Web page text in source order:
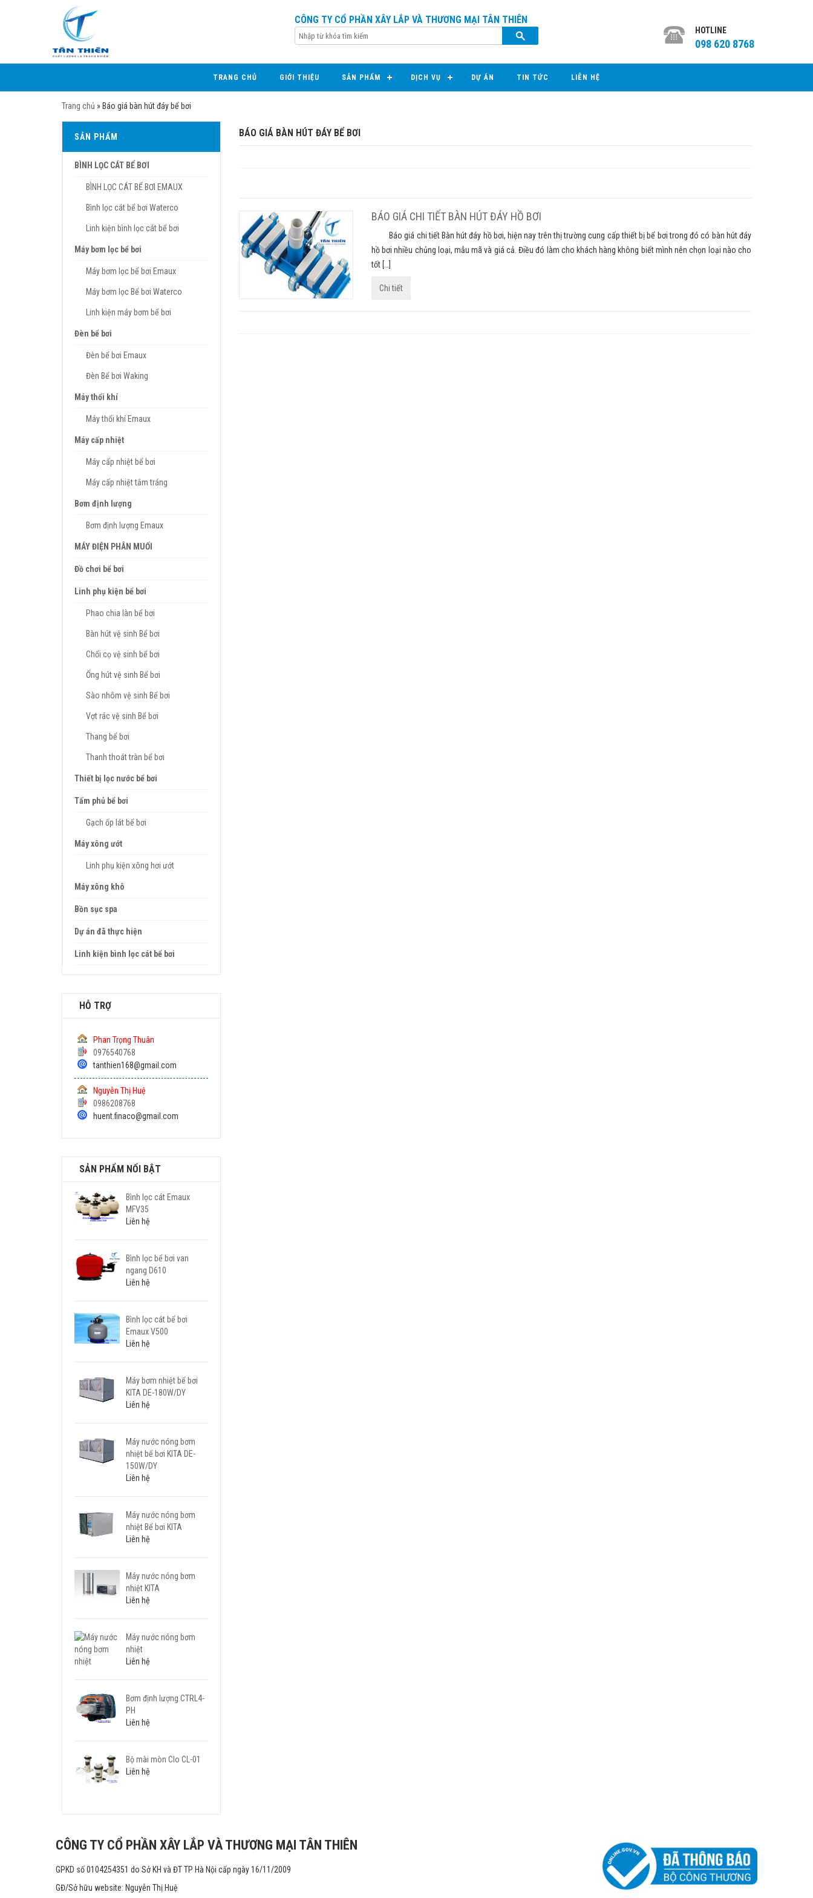
CÔNG TY CỔ PHẦN XÂY LẮP VÀ THƯƠNG MẠI TÂN THIÊN
HOTLINE
098 620 8768
TRANG CHỦ GIỚI THIỆU SẢN PHẨM DỊCH VỤ DỰ ÁN TIN TỨC LIÊN HỆ
Trang chủ » Báo giá bàn hút đáy bể bơi
SẢN PHẨM
BÌNH LỌC CÁT BỂ BƠI
BÌNH LỌC CÁT BỂ BƠI EMAUX
Bình lọc cát bể bơi Waterco
Linh kiện bình lọc cát bể bơi
Máy bơm lọc bể bơi
Máy bơm lọc bể bơi Emaux
Máy bơm lọc Bể bơi Waterco
Linh kiện máy bơm bể bơi
Đèn bể bơi
Đèn bể bơi Emaux
Đèn Bể bơi Waking
Máy thổi khí
Máy thổi khí Emaux
Máy cấp nhiệt
Máy cấp nhiệt bể bơi
Máy cấp nhiệt tắm tráng
Bơm định lượng
Bơm định lượng Emaux
MÁY ĐIỆN PHÂN MUỐI
Đồ chơi bể bơi
Linh phụ kiện bể bơi
Phao chia làn bể bơi
Bàn hút vệ sinh Bể bơi
Chổi cọ vệ sinh bể bơi
Ống hút vệ sinh Bể bơi
Sào nhôm vệ sinh Bể bơi
Vợt rác vệ sinh Bể bơi
Thang bể bơi
Thanh thoát tràn bể bơi
Thiết bị lọc nước bể bơi
Tấm phủ bể bơi
Gạch ốp lát bể bơi
Máy xông ướt
Linh phụ kiện xông hơi ướt
Máy xông khô
Bồn sục spa
Dự án đã thực hiện
Linh kiện bình lọc cát bể bơi
HỖ TRỢ
Phan Trọng Thuân
0976540768
tanthien168@gmail.com
Nguyễn Thị Huệ
0986208768
huent.finaco@gmail.com
SẢN PHẨM NỔI BẬT
Bình lọc cát Emaux
MFV35
Liên hệ
Bình lọc bể bơi van
ngang D610
Liên hệ
Bình lọc cát bể bơi
Emaux V500
Liên hệ
Máy bơm nhiệt bể bơi
KITA DE-180W/DY
Liên hệ
Máy nước nóng bơm
nhiệt bể bơi KITA DE-
150W/DY
Liên hệ
Máy nước nóng bơm
nhiệt Bể bơi KITA
Liên hệ
Máy nước nóng bơm
nhiệt KITA
Liên hệ
Máy nước nóng bơm
nhiệt
Liên hệ
Bơm định lượng CTRL4-
PH
Liên hệ
Bộ mài mòn Clo CL-01
Liên hệ
BÁO GIÁ BÀN HÚT ĐÁY BỂ BƠI
BÁO GIÁ CHI TIẾT BÀN HÚT ĐÁY HỒ BƠI
Báo giá chi tiết Bàn hút đáy hồ bơi, hiện nay trên thị trường cung cấp thiết bị bể bơi trong đó có bàn hút đáy
hồ bơi nhiều chủng loại, mẫu mã và giá cả. Điều đó làm cho khách hàng không biết mình nên chọn loại nào cho
tốt […]
Chi tiết
CÔNG TY CỔ PHẦN XÂY LẮP VÀ THƯƠNG MẠI TÂN THIÊN
GPKD số 0104254351 do Sở KH và ĐT TP Hà Nội cấp ngày 16/11/2009
GĐ/Sở hữu website: Nguyễn Thị Huệ